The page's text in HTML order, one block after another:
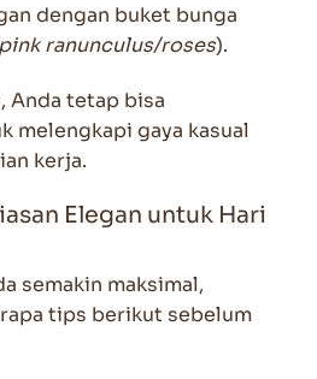
dengan buket bunga
pink ranunculus/roses).
Anda tetap bisa
melengkapi gaya kasual
kerja.
Elegan untuk Hari
semakin maksimal,
tips berikut sebelum